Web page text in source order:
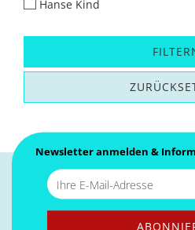
Hanse Kind
Newsletter anmelden &